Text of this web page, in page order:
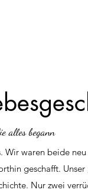
alles begann
waren beide
geschafft.
Nur zwei